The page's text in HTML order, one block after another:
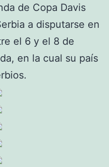
de Copa Davis
a disputarse en
el 6 y el 8 de
en la cual su país